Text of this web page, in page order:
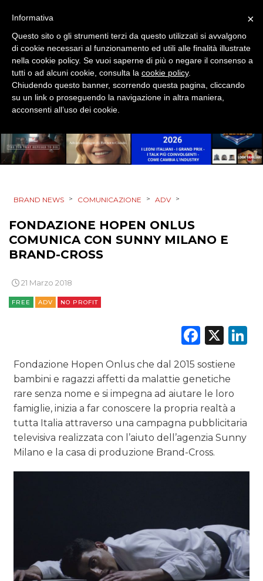
MOBILE
PROMOZIONI
PRODOTTI
PUNTI VENDITA
STRATEGIE
CINEMA
DIGITALE
ESTERNA
RADIO / AUDIO
PREVISIONI/SCENARI
BRAND NEWS > COMUNICAZIONE > ADV >
FONDAZIONE HOPEN ONLUS
COMUNICA CON SUNNY MILANO E
BRAND-CROSS
21 Marzo 2018
FREE ADV NO PROFIT
X
Fondazione Hopen Onlus che dal 2015 sostiene
bambini e ragazzi affetti da malattie genetiche
rare senza nome e si impegna ad aiutare le loro
famiglie, inizia a far conoscere la propria realtà a
tutta Italia attraverso una campagna pubblicitaria
televisiva realizzata con l’aiuto dell’agenzia Sunny
Milano e la casa di produzione Brand-Cross.
×
Informativa
Questo sito o gli strumenti terzi da questo utilizzati si avvalgono
di cookie necessari al funzionamento ed utili alle finalità illustrate
nella cookie policy. Se vuoi saperne di più o negare il consenso a
tutti o ad alcuni cookie, consulta la cookie policy.
Chiudendo questo banner, scorrendo questa pagina, cliccando
su un link o proseguendo la navigazione in altra maniera,
acconsenti all’uso dei cookie.